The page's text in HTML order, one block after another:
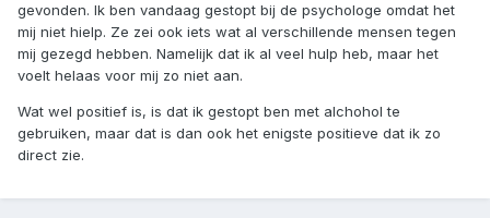
gevonden. Ik ben vandaag gestopt bij de psychologe omdat het
mij niet hielp. Ze zei ook iets wat al verschillende mensen tegen
mij gezegd hebben. Namelijk dat ik al veel hulp heb, maar het
voelt helaas voor mij zo niet aan.
Wat wel positief is, is dat ik gestopt ben met alchohol te
gebruiken, maar dat is dan ook het enigste positieve dat ik zo
direct zie.